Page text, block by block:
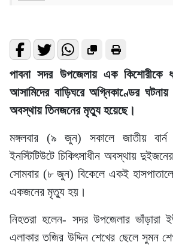
পাবনা সদর উপজেলায় এক কিশোরীকে
আসামিদের বাড়িঘরে অগ্নিকাণ্ডের ঘটনায়
অবস্থায় তিনজনের মৃত্যু হয়েছে।
মঙ্গলবার (৯ জুন) সকালে জাতীয় বার্ন
ইনস্টিটিউটে চিকিৎসাধীন অবস্থায়
সোমবার (৮ জুন) বিকেলে একই হাসপাতালে
একজনের মৃত্যু হয়।
নিহতরা হলেন- সদর উপজেলার ভাঁড়ারা
এলাকার তজির উদ্দিন শেখের ছেলে সুমন